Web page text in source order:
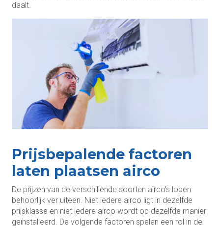
daalt.
Prijsbepalende factoren
laten plaatsen airco
De prijzen van de verschillende soorten airco’s lopen
behoorlijk ver uiteen. Niet iedere airco ligt in dezelfde
prijsklasse en niet iedere airco wordt op dezelfde manier
geïnstalleerd. De volgende factoren spelen een rol in de